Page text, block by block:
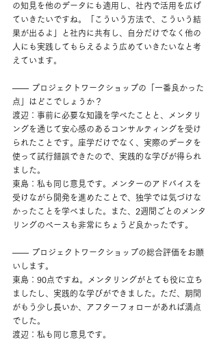
の知見を他のデータにも適用し、社内で活用を広げ
ていきたいですね。「こういう方法で、こういう結
果が出るよ」と社内に共有し、自分だけでなく他の
人にも実践してもらえるよう広めていきたいなと考
えています。
―― プロジェクトワークショップの「一番良かった
点」はどこでしょうか？
渡辺：事前に必要な知識を学べたことと、メンタリ
ングを通じて安心感のあるコンサルティングを受け
られたことです。座学だけでなく、実際のデータを
使って試行錯誤できたので、実践的な学びが得られ
ました。
東島：私も同じ意見です。メンターのアドバイスを
受けながら開発を進めたことで、独学では気づけな
かったことを学べました。また、2週間ごとのメンタ
リングのペースも非常にちょうど良かったです。
―― プロジェクトワークショップの総合評価をお願
いします。
東島：90点ですね。メンタリングがとても役に立ち
ましたし、実践的な学びができました。ただ、期間
がもう少し長いか、アフターフォローがあれば満点
でした。
渡辺：私も同じ意見です。